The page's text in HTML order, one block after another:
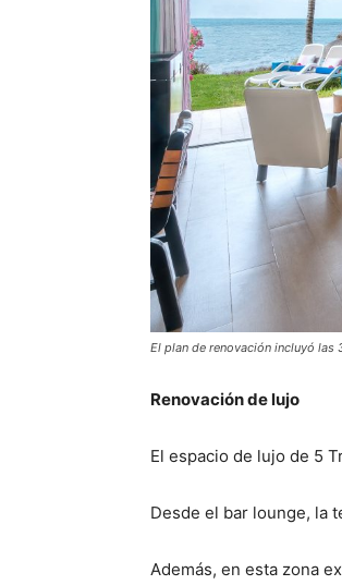
El plan de renovación incluyó las
Renovación de lujo
El espacio de lujo de 5
Desde el bar lounge, la
Además, en esta zona